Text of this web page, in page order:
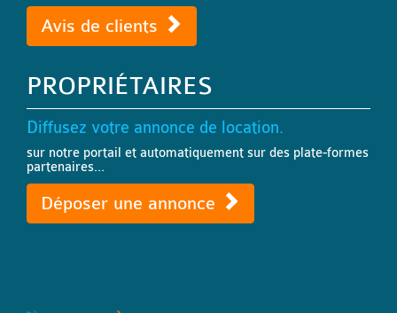
Avis de clients
PROPRIÉTAIRES
Diffusez votre annonce de location.
sur notre portail et automatiquement sur des plate-formes
partenaires...
Déposer une annonce